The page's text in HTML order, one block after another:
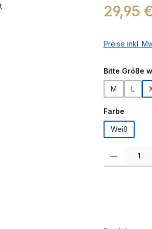
Regulärer Preis:
29,95 €
Preise inkl.
Bitte Größe
M L
Farbe
Weiß
Produkt